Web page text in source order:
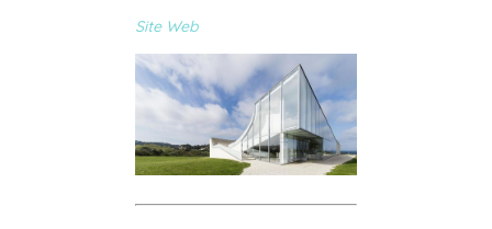
Site Web